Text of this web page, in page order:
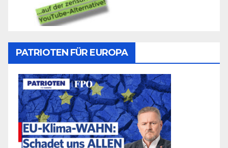
PATRIOTEN FÜR EUROPA